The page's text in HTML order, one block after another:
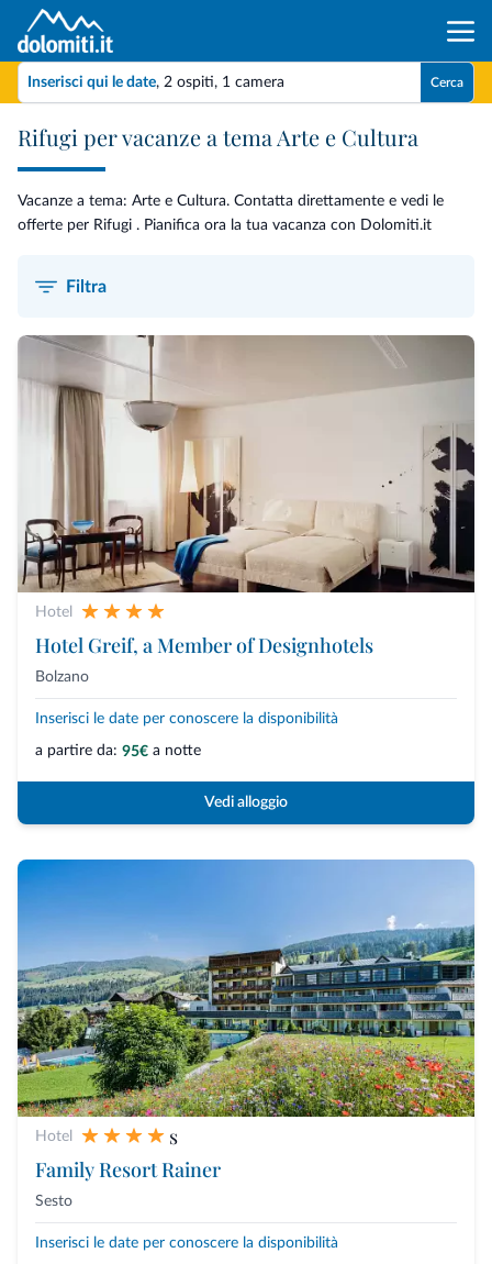
Inserisci qui le date, 2 ospiti, 1 camera Cerca
Rifugi per vacanze a tema Arte e Cultura
Vacanze a tema: Arte e Cultura. Contatta direttamente e vedi le
offerte per Rifugi . Pianifica ora la tua vacanza con Dolomiti.it
Filtra
Hotel
Hotel Greif, a Member of Designhotels
Bolzano
Inserisci le date per conoscere la disponibilità
a partire da: 95€ a notte
Vedi alloggio
Hotel
s
Family Resort Rainer
Sesto
Inserisci le date per conoscere la disponibilità